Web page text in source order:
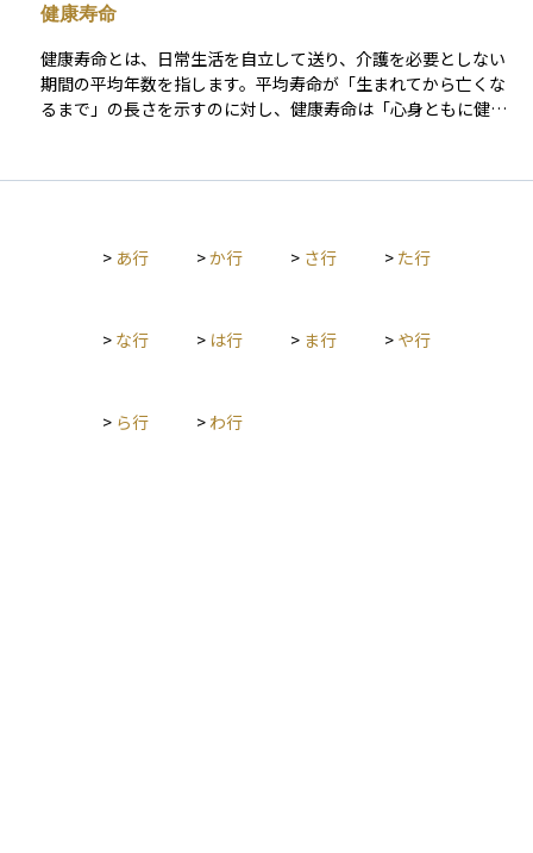
に考えることができます。そして資産運用は、このライフプラ
ンに沿って行うことで、無理のない範囲でお金を増やし、将来
の安心につなげることができます。たとえば、子どもの教育資
金には中期の積立型投資信託、老後資金にはiDeCoやNISAを活
用するなど、目的に応じた運用が可能になります。 自分や家族
健康寿命
健康寿命とは、日常生活を自立して送り、介護を必要としない
期間の平均年数を指します。平均寿命が「生まれてから亡くな
るまで」の長さを示すのに対し、健康寿命は「心身ともに健康
が長いと生活の質は下がり、治療や介護にかかる費用が増える
活習慣や予防医療への投資も重要となります。健康寿命が伸び
> あ行 >か行 > さ行 > た行
> な行 > は行 > ま行 > や行
> ら行 > わ行